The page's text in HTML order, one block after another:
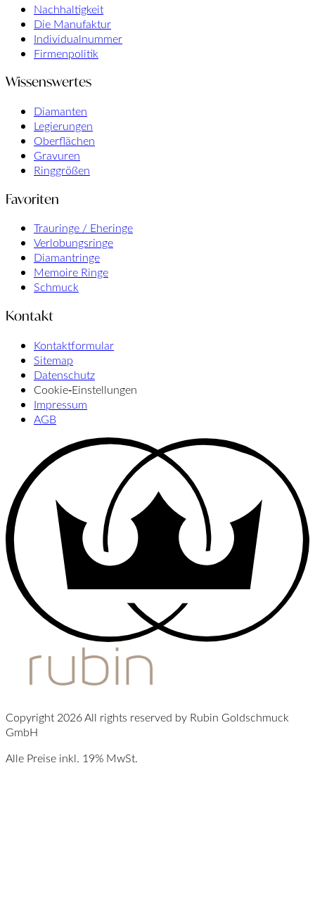
Nachhaltigkeit
Die Manufaktur
Individualnummer
Firmenpolitik
Wissenswertes
Diamanten
Legierungen
Oberflächen
Gravuren
Ringgrößen
Favoriten
Trauringe / Eheringe
Verlobungsringe
Diamantringe
Memoire Ringe
Schmuck
Kontakt
Kontaktformular
Sitemap
Datenschutz
Cookie‑Einstellungen
Impressum
AGB
Copyright 2026 All rights reserved by Rubin Goldschmuck
GmbH
Alle Preise inkl. 19% MwSt.